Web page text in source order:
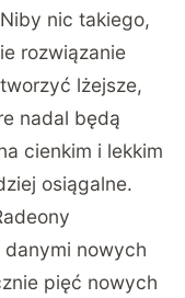
nic takiego,
rozwiązanie
lżejsze,
nadal będą
cienkim i lekkim
osiągalne.
danymi nowych
pięć nowych